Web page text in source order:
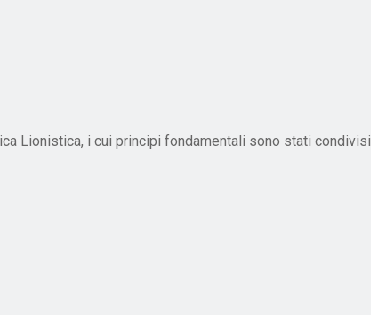
Lionistica, i cui principi fondamentali sono stati condivisi